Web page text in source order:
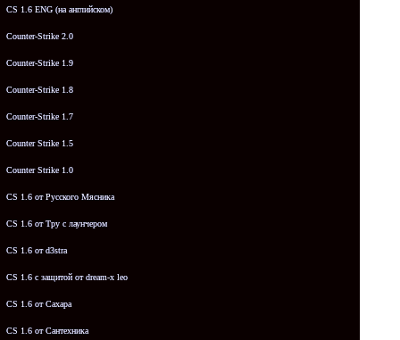
CS 1.6 ENG (на английском)
Counter-Strike 2.0
Counter-Strike 1.9
Counter-Strike 1.8
Counter-Strike 1.7
Counter Strike 1.5
Counter Strike 1.0
CS 1.6 от Русского Мясника
CS 1.6 от Tpy с лаунчером
CS 1.6 от d3stra
CS 1.6 с защитой от dream-x leo
CS 1.6 от Сахара
CS 1.6 от Сантехника